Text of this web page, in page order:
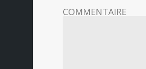
COMMENTAIRE